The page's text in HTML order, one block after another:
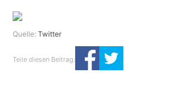
Quelle: Twitter
Teile diesen Beitrag: